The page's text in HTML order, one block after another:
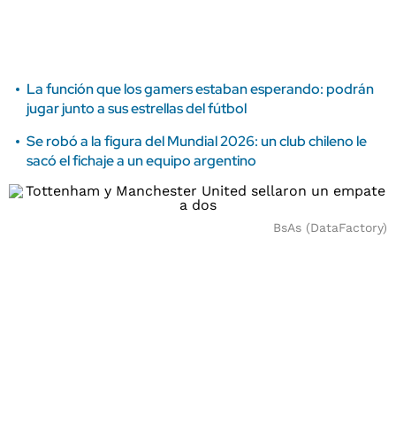
La función que los gamers estaban esperando: podrán
jugar junto a sus estrellas del fútbol
Se robó a la figura del Mundial 2026: un club chileno le
sacó el fichaje a un equipo argentino
BsAs (DataFactory)